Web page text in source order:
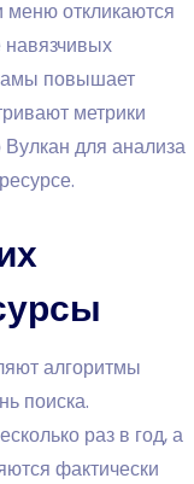
меню откликаются
навязчивых
повышает
метрики
Вулкан для анализа
алгоритмы
поиска.
раз в год, а
фактически